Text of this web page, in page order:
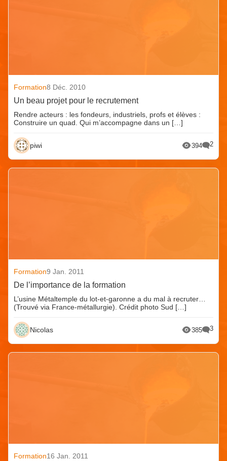
Formation8 Déc. 2010
Un beau projet pour le recrutement
Rendre acteurs : les fondeurs, industriels, profs et élèves :
Construire un quad. Qui m’accompagne dans un […]
piwi 394 2
Formation9 Jan. 2011
De l’importance de la formation
L’usine Métaltemple du lot-et-garonne a du mal à recruter…
(Trouvé via France-métallurgie). Crédit photo Sud […]
Nicolas 385 3
Formation16 Jan. 2011